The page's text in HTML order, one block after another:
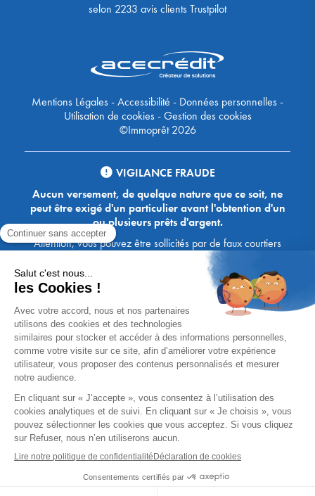
selon 2233 avis clients Trustpilot
Mentions Légales-Accessibilité - Données personnelles-
Utilisation de cookies-Gestion des cookies
©Immoprêt 2026
VIGILANCE FRAUDE
Aucun versement, de quelque nature que ce soit, ne
peut être exigé d'un particulier avant l'obtention d'un
ou plusieurs prêts d'argent.
Attention, vous pouvez être sollicités par de faux courtiers
Ace Crédit / Immoprêt, qui vous proposent de bénéficier de
crédits, en vous demandant de transmettre des documents,
des fonds, des coordonnées bancaires, etc. Soyez vigilants :
Immoprêt ne demande jamais à ses clients de virer sur ses
comptes des sommes prêtées par les banques, à l'exception
des honoraires des agences. Les courtiers Ace Crédit /
Immoprêt vous écrivent toujours d'une adresse mail
xxxx@acecredit.fr ou xxxx@immopret.fr.
* Taux fixe national hors assurance, pouvant varier selon votre région et
dossier. Exemple représentatif pour un montant emprunté de 200 000 €.
Taux débiteur fixe de 2.85 % et TAEG fixe (hors frais) de 3.21 % (taux
assurance emprunteur de 0,36%) sur 15 ans. 180 mensualités de
1 426,78 € (dont 60,00 € d'assurance). Coût total du crédit (hors frais) :
56 820,53 €. Montant total dû (hors frais) : 256 820,53 €.
Un crédit vous engage et doit être remboursé. Vérifiez vos capacités